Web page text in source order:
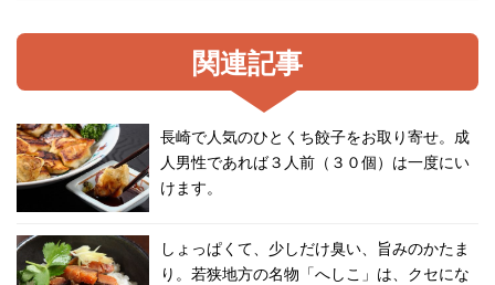
関連記事
長崎で人気のひとくち餃子をお取り寄せ。成
人男性であれば３人前（３０個）は一度にい
けます。
しょっぱくて、少しだけ臭い、旨みのかたま
り。若狭地方の名物「へしこ」は、クセにな